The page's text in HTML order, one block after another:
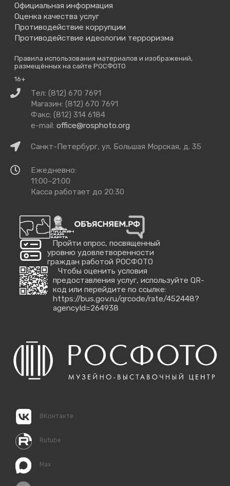
Официальная информация
Оценка качества услуг
Противодействие коррупции
Противодействие идеологии терроризма
Правила использования материалов и изображений,
размещённых на сайте РОСФОТО
16+
Связаться
нами
Тел: (812) 670 7691
Магазин: (812) 670 7691
Факс: (812) 314 6184
e-mail: office@rosphoto.org
КакСанкт-Петербург, ул. Большая Морская, д. 35
Время
работы
Ежедневно:
11:00–21:00
Касса работает до 20:30
Пройти опрос, посвященный
уровню удовлетворенности
граждан работой РОСФОТО
Чтобы оценить условия
предоставления услуг, используйте QR-
код или перейдите по ссылке:
https://bus.gov.ru/qrcode/rate/452448?
agencyId=264938
ВКонтакте
Rutube
Max